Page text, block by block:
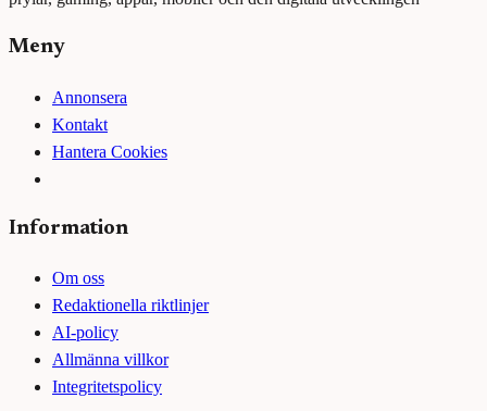
Meny
Annonsera
Kontakt
Hantera Cookies
Information
Om oss
Redaktionella riktlinjer
AI-policy
Allmänna villkor
Integritetspolicy